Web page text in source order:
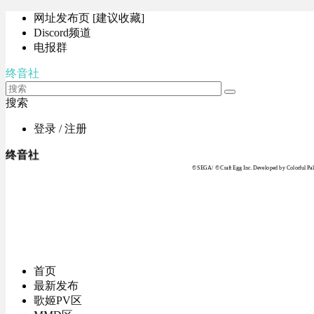
网址发布页 [建议收藏]
Discord频道
电报群
终音社
搜索
登录 / 注册
终音社
© SEGA / © Craft Egg Inc. Developed by Colorful
首页
最新发布
歌姬PV区